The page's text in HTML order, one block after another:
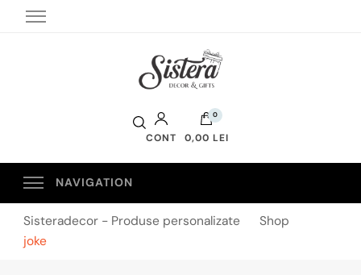
CONT
0
0,00 LEI
Sisteradecor - Produse personalizate
Shop
joke